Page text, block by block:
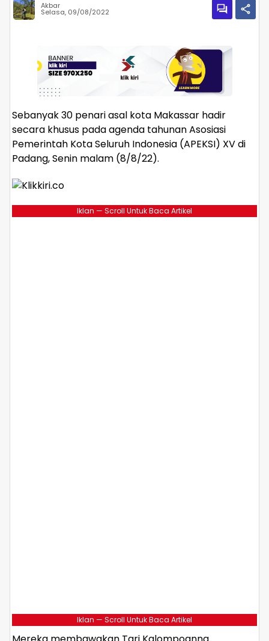
Akbar
Selasa, 09/08/2022
Sebanyak 30 penari asal kota Makassar hadir
secara khusus pada agenda tahunan Asosiasi
Pemerintah Kota Seluruh Indonesia (APEKSI) XV di
Padang, Senin malam (8/8/22).
Iklan — Scroll Untuk Baca Artikel
Iklan — Scroll Untuk Baca Artikel